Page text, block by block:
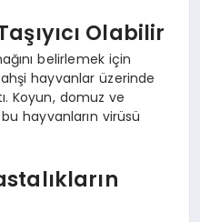
Olabilir
belirlemek için
hayvanlar üzerinde
Koyun, domuz ve
hayvanların virüsü